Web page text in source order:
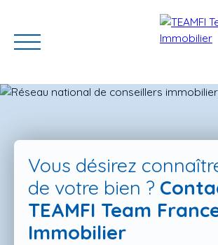
ACCUEIL ACHETER GERER VOTRE BIEN
Vous désirez
de votre bien ?
TEAMFI Team
Immobilier